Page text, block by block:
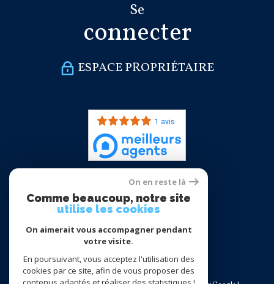
Se
connecter
ESPACE PROPRIÉTAIRE
1 avis
Nous
adhérons
On en reste là
Comme beaucoup, notre site
utilise les cookies
On aimerait vous accompagner pendant
votre visite.
En poursuivant, vous acceptez l'utilisation des
cookies par ce site, afin de vous proposer des